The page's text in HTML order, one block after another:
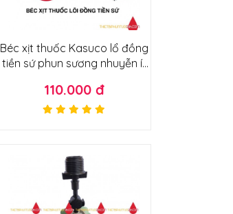
Béc xịt thuốc Kasuco lổ đồng
tiền sứ phun sương nhuyễn ít
110.000 đ